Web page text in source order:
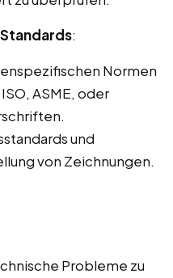
:
Normen
ASME, oder
und
von Zeichnungen.
Probleme zu